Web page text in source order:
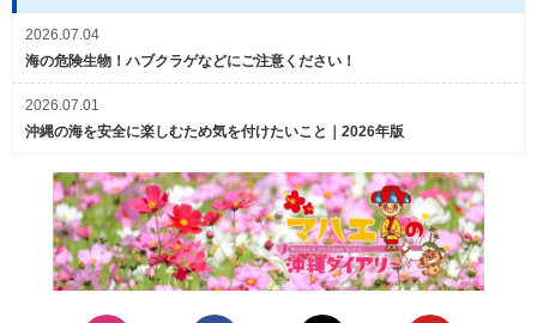
2026.07.04
海の危険生物！ハブクラゲなどにご注意ください！
2026.07.01
沖縄の海を安全に楽しむため気を付けたいこと｜2026年版